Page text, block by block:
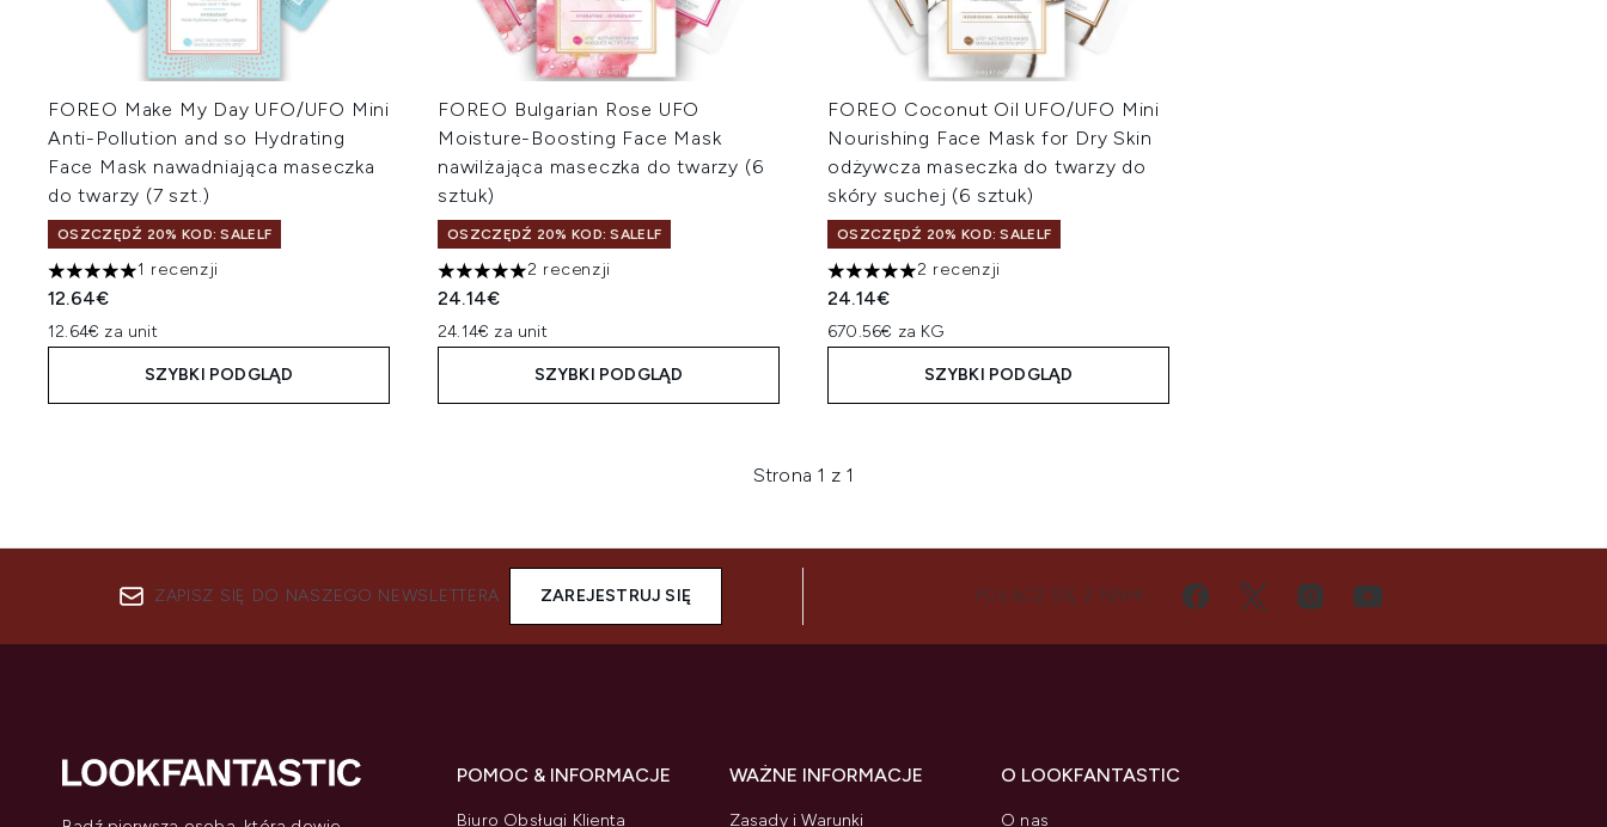
FOREO Make My Day UFO/UFO Mini
Anti-Pollution and so Hydrating
Face Mask nawadniająca maseczka
do twarzy (7 szt.)
OSZCZĘDŹ 20% KOD: SALELF
5 gwiazdek na maksymalnie 5
1 recenzji
12.64€
12.64€ za unit
SZYBKI PODGLĄD
FOREO Bulgarian Rose UFO
Moisture-Boosting Face Mask
nawilżająca maseczka do twarzy (6
sztuk)
OSZCZĘDŹ 20% KOD: SALELF
5 gwiazdek na maksymalnie 5
2 recenzji
24.14€
24.14€ za unit
SZYBKI PODGLĄD
FOREO Coconut Oil UFO/UFO Mini
Nourishing Face Mask for Dry Skin
odżywcza maseczka do twarzy do
skóry suchej (6 sztuk)
OSZCZĘDŹ 20% KOD: SALELF
5 gwiazdek na maksymalnie 5
2 recenzji
24.14€
670.56€ za KG
SZYBKI PODGLĄD
Strona 1 z 1
ZAPISZ SIĘ DO NASZEGO NEWSLETTERA ZAREJESTRUJ SIĘ POŁĄCZ SIĘ Z NAMI
POMOC & INFORMACJE
Biuro Obsługi Klienta
WAŻNE INFORMACJE
Zasady i Warunki
O LOOKFANTASTIC
O nas